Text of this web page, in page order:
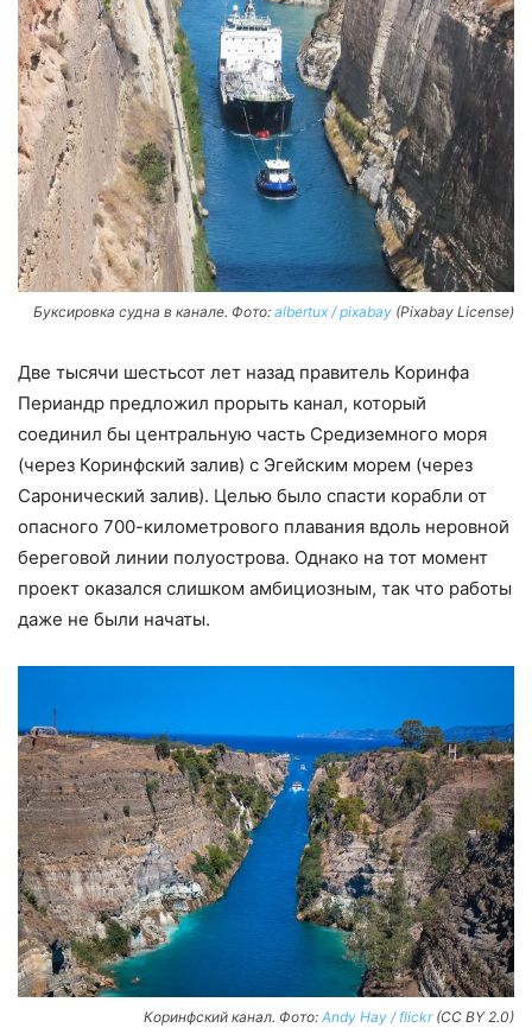
Буксировка судна в канале. Фото: albertux / pixabay (Pixabay License)
Две тысячи шестьсот лет назад правитель Коринфа
Периандр предложил прорыть канал, который
соединил бы центральную часть Средиземного моря
(через Коринфский залив) с Эгейским морем (через
Саронический залив). Целью было спасти корабли от
опасного 700-километрового плавания вдоль неровной
береговой линии полуострова. Однако на тот момент
проект оказался слишком амбициозным, так что работы
даже не были начаты.
Коринфский канал. Фото: Andy Hay / flickr(CC BY 2.0)